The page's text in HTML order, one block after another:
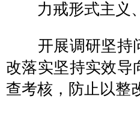
力戒形式主义
开展调研坚持问
改落实坚持实效导
查考核，防止以